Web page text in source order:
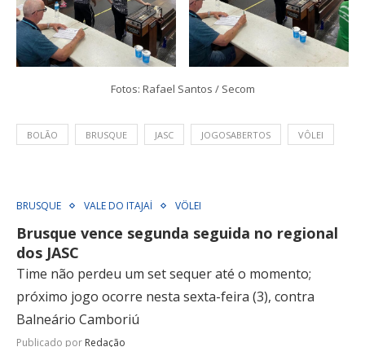
Fotos: Rafael Santos / Secom
BOLÃO BRUSQUE JASC JOGOSABERTOS VÔLEI
BRUSQUE VALE DO ITAJAÍ VÔLEI
Brusque vence segunda seguida no regional
dos JASC
Time não perdeu um set sequer até o momento;
próximo jogo ocorre nesta sexta-feira (3), contra
Balneário Camboriú
Publicado por Redação